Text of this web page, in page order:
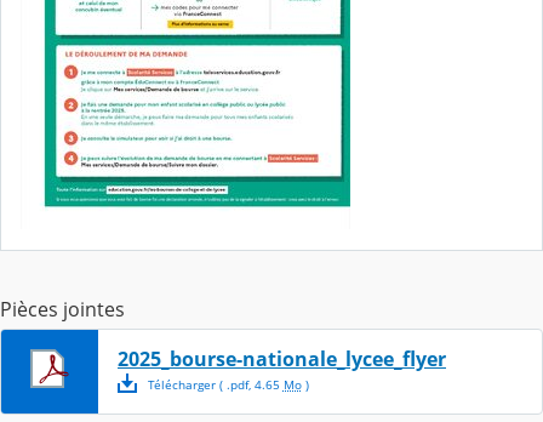
Pièces jointes
2025_bourse-nationale_lycee_flyer
Télécharger( .pdf, 4.65 Mo)